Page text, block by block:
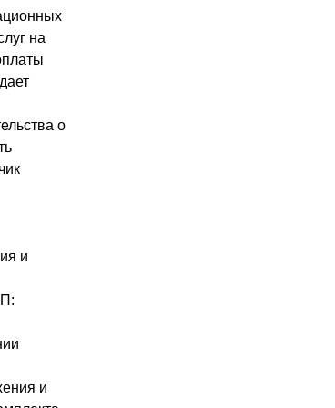
на
о
и
и